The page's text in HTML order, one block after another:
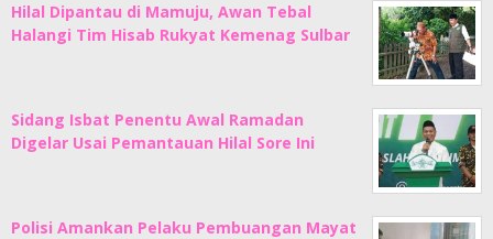
Hilal Dipantau di Mamuju, Awan Tebal
Halangi Tim Hisab Rukyat Kemenag Sulbar
Sidang Isbat Penentu Awal Ramadan
Digelar Usai Pemantauan Hilal Sore Ini
Polisi Amankan Pelaku Pembuangan Mayat